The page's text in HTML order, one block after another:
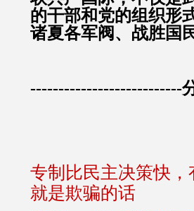
的干部和党的组织形
诸夏各军阀、战胜国
---------------------------
专制比民主决策快
就是欺骗的话